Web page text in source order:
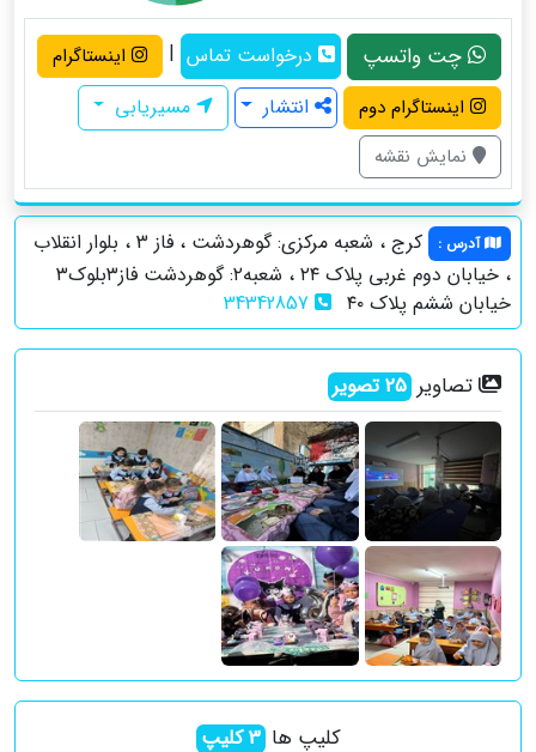
چت واتسپ درخواست تماس |
اینستاگرام
اینستاگرام دوم
انتشار مسیریابی
نمایش نقشه
آدرس :
کرج ، شعبه مرکزی: گوهردشت ، فاز 3 ، بلوار انقلاب
، خیابان دوم غربی پلاک ۲۴ ، شعبه۲: گوهردشت فاز۳بلوک۳
خیابان ششم پلاک ۴۰
34342857
تصاویر 25تصویر
کلیپ ها3کلیپ